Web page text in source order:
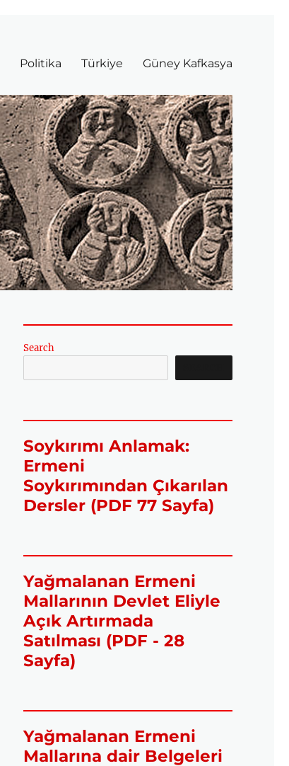
Politika Türkiye Güney Kafkasya
Search
Soykırımı Anlamak:
Ermeni
Soykırımından Çıkarılan
Dersler (PDF 77 Sayfa)
Yağmalanan Ermeni
Mallarının Devlet Eliyle
Açık Artırmada
Satılması (PDF - 28
Sayfa)
Yağmalanan Ermeni
Mallarına dair Belgeleri